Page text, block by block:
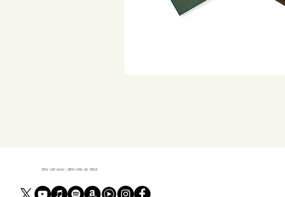
दैनिक ध्वनि उपचार | हीलिंग संगीत और वीडियो